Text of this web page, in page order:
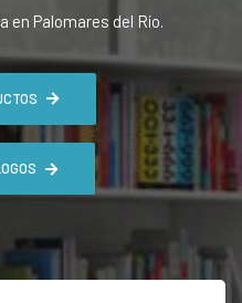
en Palomares del Río.